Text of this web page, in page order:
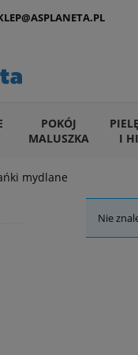
POKÓJ
MALUSZKA
I
mydlane
Nie